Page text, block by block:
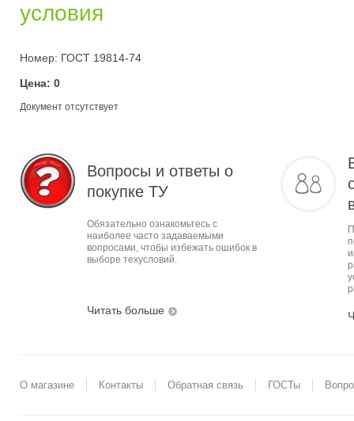
условия
Номер: ГОСТ 19814-74
Цена: 0
Документ отсутствует
Вопросы и ответы о
покупке ТУ
Обязательно ознакомьтесь с
наиболее часто задаваемыми
вопросами, чтобы избежать ошибок в
выборе техусловий.
Читать больше
О магазине Контакты Обратная связь ГОСТы